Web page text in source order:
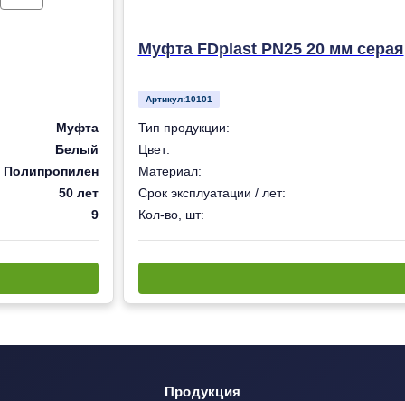
Муфта
Белый
Полипропилен
50 лет
9
Муфта FDplast PN25 20 мм серая
Артикул:10101
Тип продукции:
Цвет:
Материал:
Срок эксплуатации / лет:
Кол-во, шт:
Продукция